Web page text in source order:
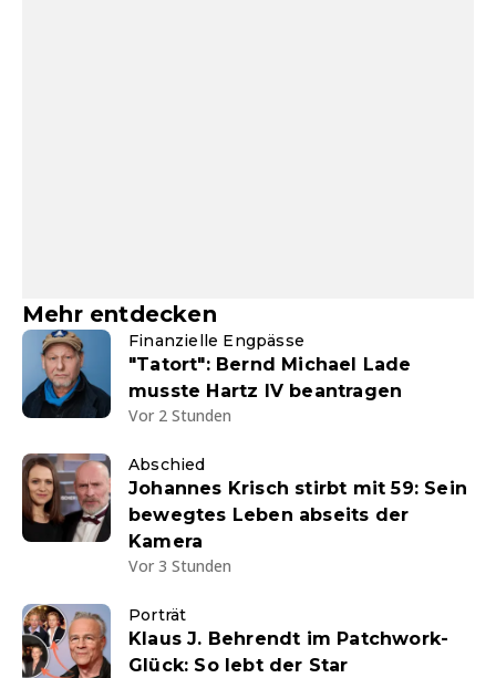
Mehr entdecken
Finanzielle Engpässe
"Tatort": Bernd Michael Lade
musste Hartz IV beantragen
Vor 2 Stunden
Abschied
Johannes Krisch stirbt mit 59: Sein
bewegtes Leben abseits der
Kamera
Vor 3 Stunden
Porträt
Klaus J. Behrendt im Patchwork-
Glück: So lebt der Star